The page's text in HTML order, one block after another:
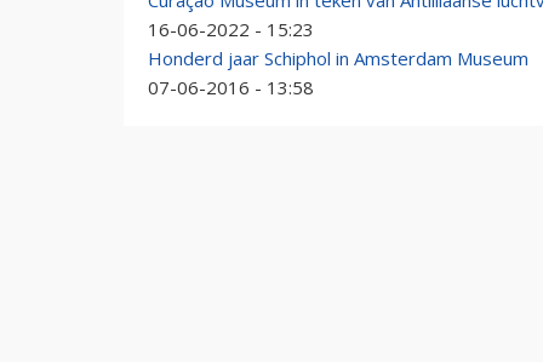
16-06-2022 - 15:23
Honderd jaar Schiphol in Amsterdam Museum
07-06-2016 - 13:58